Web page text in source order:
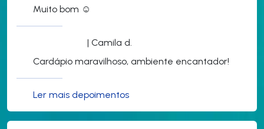
Muito bom ☺️
| Camila d.
Cardápio maravilhoso, ambiente encantador!
Ler mais depoimentos